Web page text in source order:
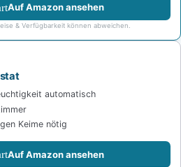
Auf Amazon ansehen
& Verfügbarkeit können abweichen.
automatisch
Keime nötig
Auf Amazon ansehen